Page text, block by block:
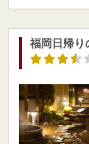
福岡日帰り